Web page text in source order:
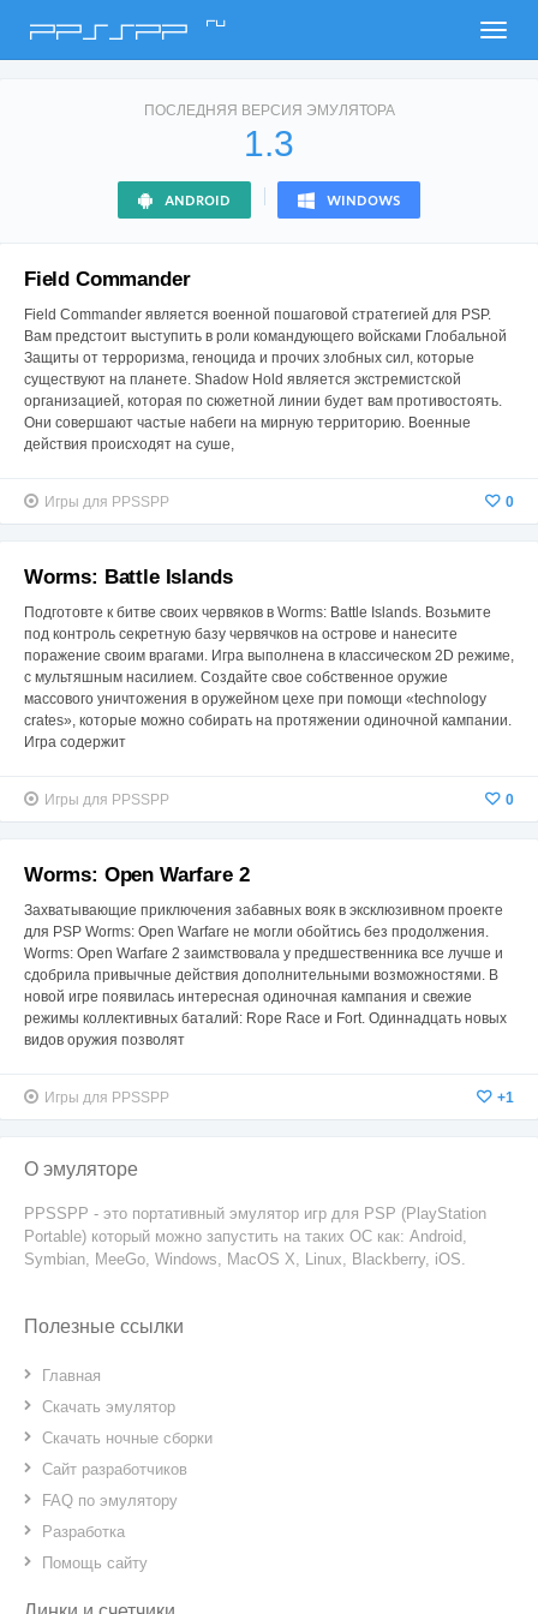
PPSSPP ru
ПОСЛЕДНЯЯ ВЕРСИЯ ЭМУЛЯТОРА
1.3
ANDROID WINDOWS
Field Commander
Field Commander является военной пошаговой стратегией для PSP.
Вам предстоит выступить в роли командующего войсками Глобальной
Защиты от терроризма, геноцида и прочих злобных сил, которые
существуют на планете. Shadow Hold является экстремистской
организацией, которая по сюжетной линии будет вам противостоять.
Они совершают частые набеги на мирную территорию. Военные
действия происходят на суше,
0
Игры для PPSSPP
Worms: Battle Islands
Подготовте к битве своих червяков в Worms: Battle Islands. Возьмите
под контроль секретную базу червячков на острове и нанесите
поражение своим врагами. Игра выполнена в классическом 2D режиме,
с мультяшным насилием. Создайте свое собственное оружие
массового уничтожения в оружейном цехе при помощи «technology
crates», которые можно собирать на протяжении одиночной кампании.
Игра содержит
0
Игры для PPSSPP
Worms: Open Warfare 2
Захватывающие приключения забавных вояк в эксклюзивном проекте
для PSP Worms: Open Warfare не могли обойтись без продолжения.
Worms: Open Warfare 2 заимствовала у предшественника все лучше и
сдобрила привычные действия дополнительными возможностями. В
новой игре появилась интересная одиночная кампания и свежие
режимы коллективных баталий: Rope Race и Fort. Одиннадцать новых
видов оружия позволят
+1
Игры для PPSSPP
О эмуляторе
PPSSPP - это портативный эмулятор игр для PSP (PlayStation
Portable) который можно запустить на таких ОС как: Android,
Symbian, MeeGo, Windows, MacOS X, Linux, Blackberry, iOS.
Полезные ссылки
Главная
Скачать эмулятор
Скачать ночные сборки
Сайт разработчиков
FAQ по эмулятору
Разработка
Помощь сайту